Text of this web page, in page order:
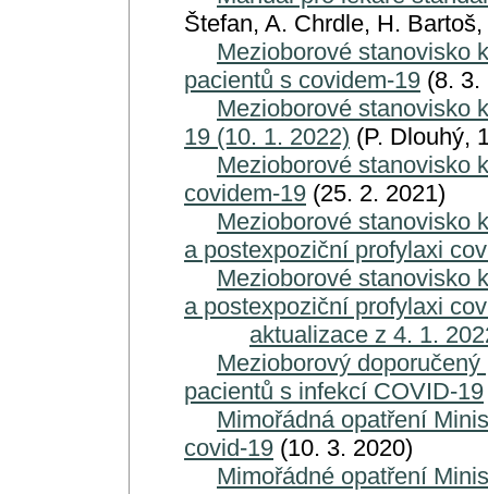
Štefan, A. Chrdle, H.
Mezioborové stanovisko
pacientů s covidem-19 (8. 3.
Mezioborové stanovisko
19 (10. 1. 2022) (P. Dlouhý,
Mezioborové stanovisko
covidem-19 (25. 2. 2021)
Mezioborové stanovisko
a postexpoziční profylaxi
Mezioborové stanovisko
a postexpoziční profylaxi
aktualizace z 4. 1.
Mezioborový
pacientů s infekcí COVID-19
Mimořádná opatření
covid-19 (10. 3. 2020)
Mimořádné opatření